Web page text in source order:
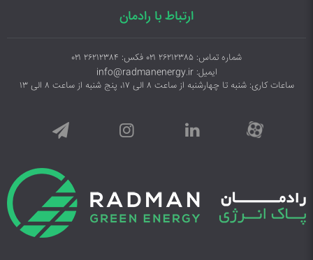
ارتباط با رادمان
شماره تماس: ۲۶۲۱۲۳۸۵ ۰۲۱ فکس: ۲۶۲۱۲۳۸۴ ۰۲۱
ایمیل: info@radmanenergy.ir
ساعات کاری: شنبه تا چهارشنبه از ساعت ۸ الی ۱۷، پنج شنبه از ساعت ۸ الی ۱۳